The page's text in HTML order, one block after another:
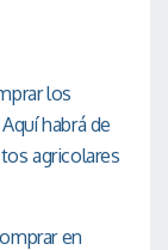
los
habrá de
agricolares
en